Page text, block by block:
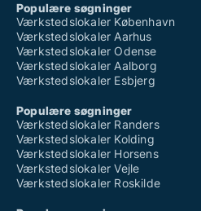
Populære søgninger
Værkstedslokaler København
Værkstedslokaler Aarhus
Værkstedslokaler Odense
Værkstedslokaler Aalborg
Værkstedslokaler Esbjerg
Populære søgninger
Værkstedslokaler Randers
Værkstedslokaler Kolding
Værkstedslokaler Horsens
Værkstedslokaler Vejle
Værkstedslokaler Roskilde